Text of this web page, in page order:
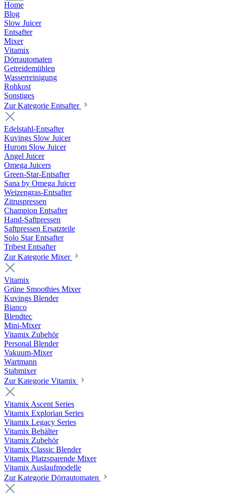
Home
Blog
Slow Juicer
Entsafter
Mixer
Vitamix
Dörrautomaten
Getreidemühlen
Wasserreinigung
Rohkost
Sonstiges
Zur Kategorie Entsafter
Edelstahl-Entsafter
Kuvings Slow Juicer
Hurom Slow Juicer
Angel Juicer
Omega Juicers
Green-Star-Entsafter
Sana by Omega Juicer
Weizengras-Entsafter
Zitruspressen
Champion Entsafter
Hand-Saftpressen
Saftpressen Ersatzteile
Solo Star Entsafter
Tribest Entsafter
Zur Kategorie Mixer
Vitamix
Grüne Smoothies Mixer
Kuvings Blender
Bianco
Blendtec
Mini-Mixer
Vitamix Zubehör
Personal Blender
Vakuum-Mixer
Wartmann
Stabmixer
Zur Kategorie Vitamix
Vitamix Ascent Series
Vitamix Explorian Series
Vitamix Legacy Series
Vitamix Behälter
Vitamix Zubehör
Vitamix Classic Blender
Vitamix Platzsparende Mixer
Vitamix Auslaufmodelle
Zur Kategorie Dörrautomaten